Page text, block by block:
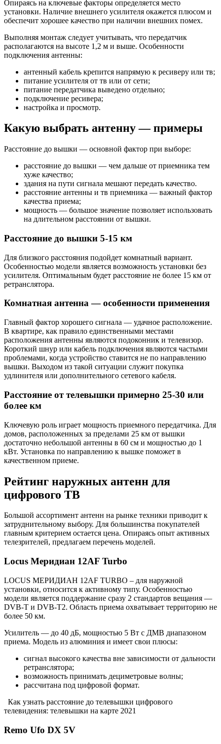
Опираясь на ключевые факторы определяется место
установки. Наличие внешнего усилителя окажется плюсом и
обеспечит хорошее качество при наличии внешних помех.
Выполняя монтаж следует учитывать, что передатчик
располагаются на высоте 1,2 м и выше. Особенности
подключения антенны:
антенный кабель крепится напрямую к ресиверу или тв;
питание усилителя от тв или от сети;
питание передатчика выведено отдельно;
подключение ресивера;
настройка и просмотр.
Какую выбрать антенну — примеры
Расстояние до вышки — основной фактор при выборе:
расстояние до вышки — чем дальше от приемника тем
хуже качество;
здания на пути сигнала мешают передать качество.
расстояние антенны и тв приемника — важный фактор
качества приема;
мощность — большое значение позволяет использовать
на длительном расстоянии от вышки.
Расстояние до вышки 5-15 км
Для близкого расстояния подойдет комнатный вариант.
Особенностью модели является возможность установки без
усилителя. Оптимальным будет расстояние не более 15 км от
ретранслятора.
Комнатная антенна — особенности применения
Главный фактор хорошего сигнала — удачное расположение.
В квартире, как правило единственными местами
расположения антенны являются подоконник и телевизор.
Короткий шнур или кабель подключения являются частыми
проблемами, когда устройство ставится не по направлению
вышки. Выходом из такой ситуации служит покупка
удлинителя или дополнительного сетевого кабеля.
Расстояние от телевышки примерно 25-30 или
более км
Ключевую роль играет мощность приемного передатчика. Для
домов, расположенных за пределами 25 км от вышки
достаточно небольшой антенны в 60 см и мощностью до 1
кВт. Установка по направлению к вышке поможет в
качественном приеме.
Рейтинг наружных антенн для
цифрового ТВ
Большой ассортимент антенн на рынке техники приводит к
затруднительному выбору. Для большинства покупателей
главным критерием остается цена. Опираясь опыт активных
телезрителей, предлагаем перечень моделей.
Locus Меридиан 12AF Turbo
LOCUS МЕРИДИАН 12AF TURBO – для наружной
установки, относится к активному типу. Особенностью
модели является поддержание сразу 2 стандартов вещания —
DVB-T и DVB-T2. Область приема охватывает территорию не
более 50 км.
Усилитель — до 40 дБ, мощностью 5 Вт с ДМВ диапазоном
приема. Модель из алюминия и имеет свои плюсы:
сигнал высокого качества вне зависимости от дальности
ретранслятора;
возможность принимать дециметровые волны;
рассчитана под цифровой формат.
Как узнать расстояние до телевышки цифрового
телевидения: телевышки на карте 2021
Remo Ufo DX 5V